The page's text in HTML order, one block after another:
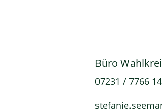
Büro
07231 / 7766